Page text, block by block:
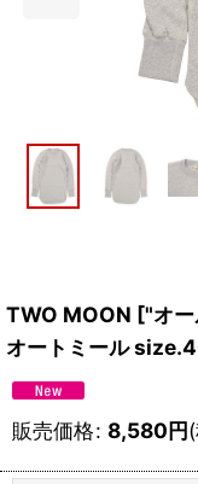
TWO MOON ["オ
オートミール
販売価格: 8,580円